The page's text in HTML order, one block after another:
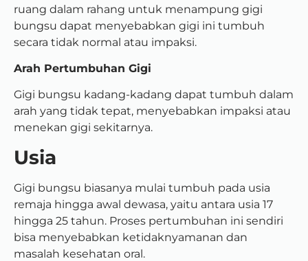
ruang dalam rahang untuk menampung gigi
bungsu dapat menyebabkan gigi ini tumbuh
secara tidak normal atau impaksi.
Arah Pertumbuhan Gigi
Gigi bungsu kadang-kadang dapat tumbuh dalam
arah yang tidak tepat, menyebabkan impaksi atau
menekan gigi sekitarnya.
Usia
Gigi bungsu biasanya mulai tumbuh pada usia
remaja hingga awal dewasa, yaitu antara usia 17
hingga 25 tahun. Proses pertumbuhan ini sendiri
bisa menyebabkan ketidaknyamanan dan
masalah kesehatan oral.